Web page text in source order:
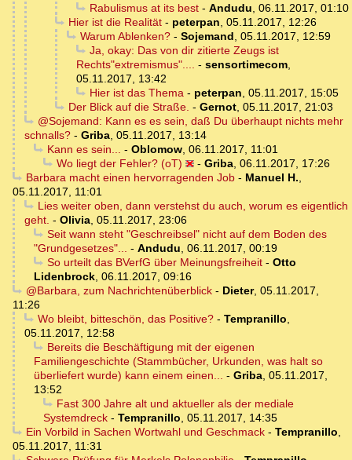
Rabulismus at its best- Andudu, 06.11.2017, 01:10
Hier ist die Realität- peterpan, 05.11.2017, 12:26
Warum Ablenken?- Sojemand, 05.11.2017, 12:59
Ja, okay: Das von dir zitierte Zeugs ist
Rechts"extremismus".... - sensortimecom,
05.11.2017, 13:42
Hier ist das Thema- peterpan, 05.11.2017, 15:05
Der Blick auf die Straße. - Gernot, 05.11.2017, 21:03
@Sojemand: Kann es es sein, daß Du überhaupt nichts mehr
schnalls? - Griba, 05.11.2017, 13:14
Kann es sein... - Oblomow, 06.11.2017, 11:01
Wo liegt der Fehler? (oT)
- Griba, 06.11.2017, 17:26
Barbara macht einen hervorragenden Job- Manuel H.,
05.11.2017, 11:01
Lies weiter oben, dann verstehst du auch, worum es eigentlich
geht. - Olivia, 05.11.2017, 23:06
Seit wann steht "Geschreibsel" nicht auf dem Boden des
"Grundgesetzes"... - Andudu, 06.11.2017, 00:19
So urteilt das BVerfG über Meinungsfreiheit- Otto
Lidenbrock, 06.11.2017, 09:16
@Barbara, zum Nachrichtenüberblick- Dieter, 05.11.2017,
11:26
Wo bleibt, bitteschön, das Positive?- Tempranillo,
05.11.2017, 12:58
Bereits die Beschäftigung mit der eigenen
Familiengeschichte (Stammbücher, Urkunden, was halt so
überliefert wurde) kann einem einen... - Griba, 05.11.2017,
13:52
Fast 300 Jahre alt und aktueller als der mediale
Systemdreck - Tempranillo, 05.11.2017, 14:35
Ein Vorbild in Sachen Wortwahl und Geschmack- Tempranillo,
05.11.2017, 11:31